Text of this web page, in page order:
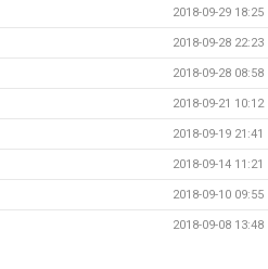
2018-09-29 18:25
2018-09-28 22:23
2018-09-28 08:58
2018-09-21 10:12
2018-09-19 21:41
2018-09-14 11:21
2018-09-10 09:55
2018-09-08 13:48